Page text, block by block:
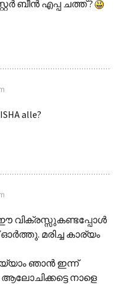
ബീന്‍ എപ്പ ചത്ത് ?
alle?
വിക്രസ്സുകണ്ടപ്പോള്‍
മരിച്ച കാര്യം
ഞാന്‍ ഇന്ന്
നാളെ